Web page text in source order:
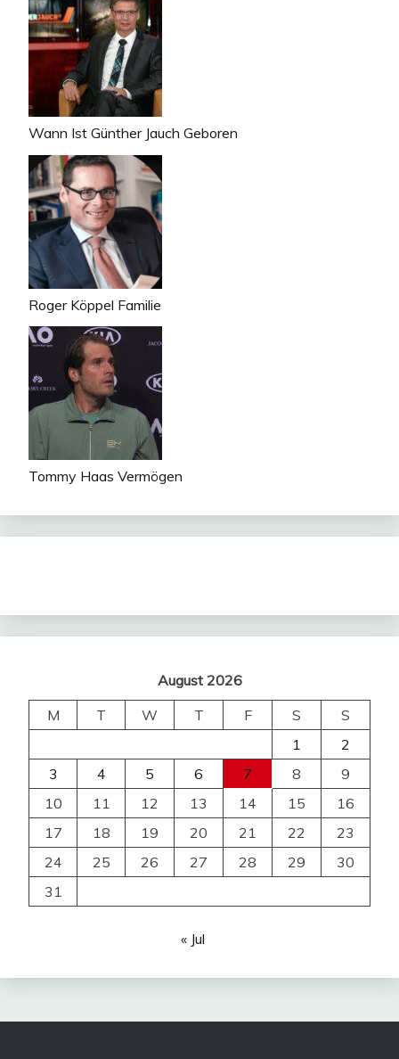
Wann Ist Günther Jauch Geboren
Roger Köppel Familie
Tommy Haas Vermögen
August 2026
M
T W T F S
S
1
2
3
4 5 6 7 8
9
10
11 12 13 14 15
16
17
18 19 20 21 22
23
24
25 26 27 28 29
30
31
« Jul